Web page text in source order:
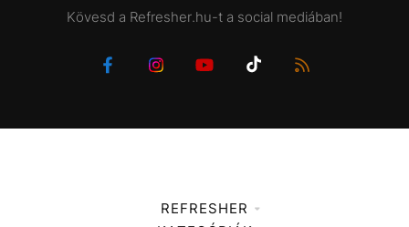
Kövesd a Refresher.hu-t a social mediában!
REFRESHER